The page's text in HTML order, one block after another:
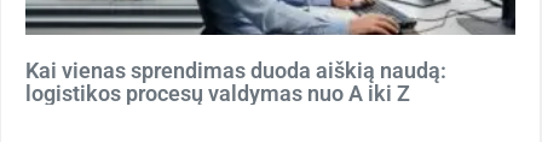
Kai vienas sprendimas duoda aiškią naudą:
logistikos procesų valdymas nuo A iki Z